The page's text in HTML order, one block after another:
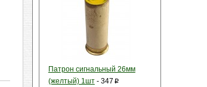
Патрон сигнальный 26мм
(желтый) 1шт- 347 p